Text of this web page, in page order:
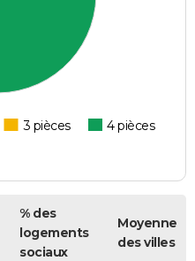
3 pièces
4 pièces
% des
logements
sociaux
Moyenne
des villes